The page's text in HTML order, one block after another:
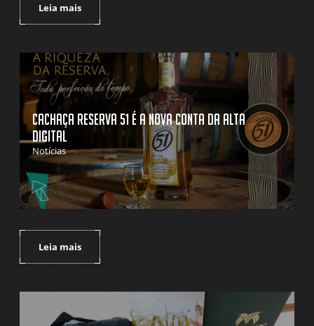
Leia mais
Cachaça Reserva 51 é a nova conta da Alta
Digital
Notícias
Leia mais